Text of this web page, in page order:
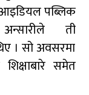
आइडियल पब्लिक
ती
। सो अवसरमा
समेत